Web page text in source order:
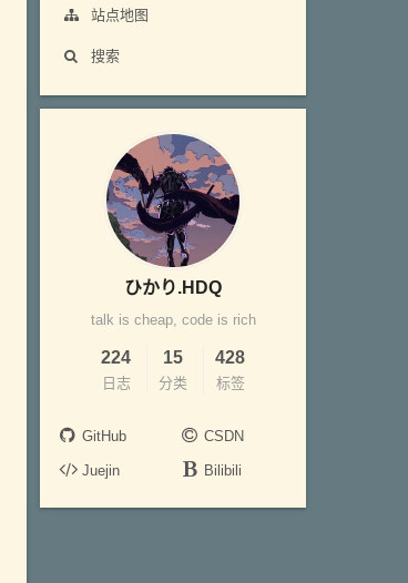
站点地图
搜索
ひかり.HDQ
talk is cheap, code is rich
224
日志
15
分类
428
标签
GitHub CSDN
Juejin Bilibili